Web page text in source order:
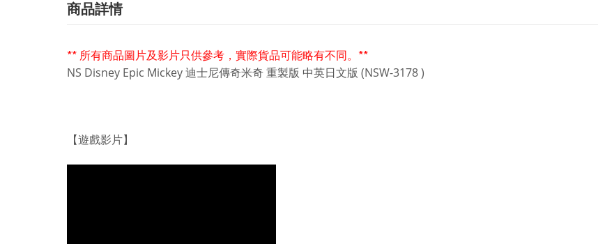
商品詳情
** 所有商品圖片及影片只供參考，實際貨品可能略有不同。**
NS Disney Epic Mickey 迪士尼傳奇米奇 重製版 中英日文版 (NSW-3178 )
【遊戲影片】